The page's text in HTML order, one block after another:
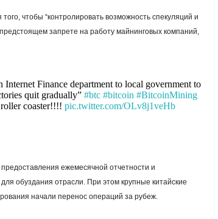
чтобы “контролировать возможность спекуляций и
запрете на работу майнинговых компаний,
Finance department to local government to
quit gradually” #btc #bitcoin #BitcoinMining
coaster!!!! pic.twitter.com/OLv8j1veHb
ежемесячной отчетности и
обуздания отрасли. При этом крупные китайские
начали перенос операций за рубеж.